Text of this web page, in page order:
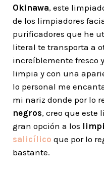
Okinawa, este
de los limpiadores
purificadores que he
literal te transporta a
increíblemente fresco
limpia y con una
lo personal me
mi nariz donde por lo
negros, creo que este
gran opción a los
salicílico que por lo
bastante.